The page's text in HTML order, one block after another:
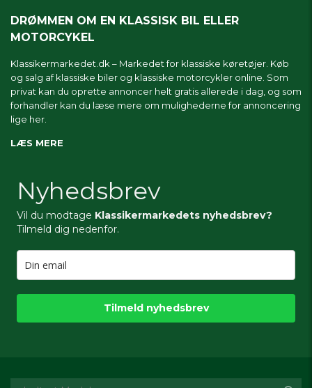
DRØMMEN OM EN KLASSISK BIL ELLER
MOTORCYKEL
Klassikermarkedet.dk – Markedet for klassiske køretøjer. Køb
og salg af klassiske biler og klassiske motorcykler online. Som
privat kan du oprette annoncer helt gratis allerede i dag, og som
forhandler kan du læse mere om mulighederne for annoncering
lige her.
LÆS MERE
Nyhedsbrev
Vil du modtage Klassikermarkedets nyhedsbrev?
Tilmeld dig nedenfor.
Tilmeld nyhedsbrev